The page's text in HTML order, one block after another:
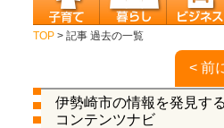
TOP> 記事 過去の一覧
< 前
伊勢崎市の情報を発見す
コンテンツナビ